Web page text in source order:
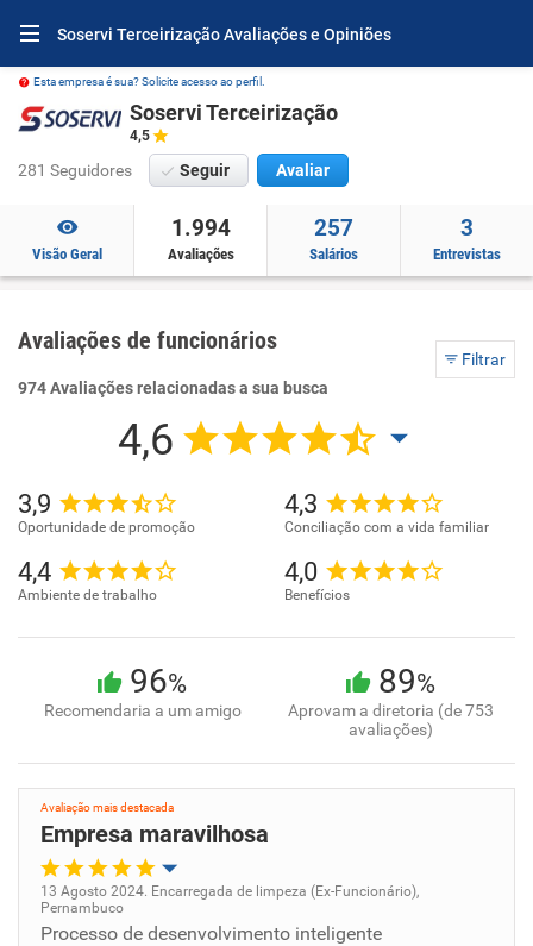
Soservi Terceirização Avaliações e Opiniões
Esta empresa é sua? Solicite acesso ao perfil.
Soservi Terceirização
4,5
281 Seguidores Seguir Avaliar
Visão Geral
1.994
Avaliações
257
Salários
3
Entrevistas
Avaliações de funcionários
Filtrar
974 Avaliações relacionadas a sua busca
4,6
3,9
Oportunidade de promoção
4,3
Conciliação com a vida familiar
4,4
Ambiente de trabalho
4,0
Benefícios
96%
Recomendaria a um amigo
89%
Aprovam a diretoria (de 753
avaliações)
Avaliação mais destacada
Empresa maravilhosa
Oportunidade de promoção
13 Agosto 2024. Encarregada de limpeza (Ex-Funcionário),
Pernambuco
Processo de desenvolvimento inteligente